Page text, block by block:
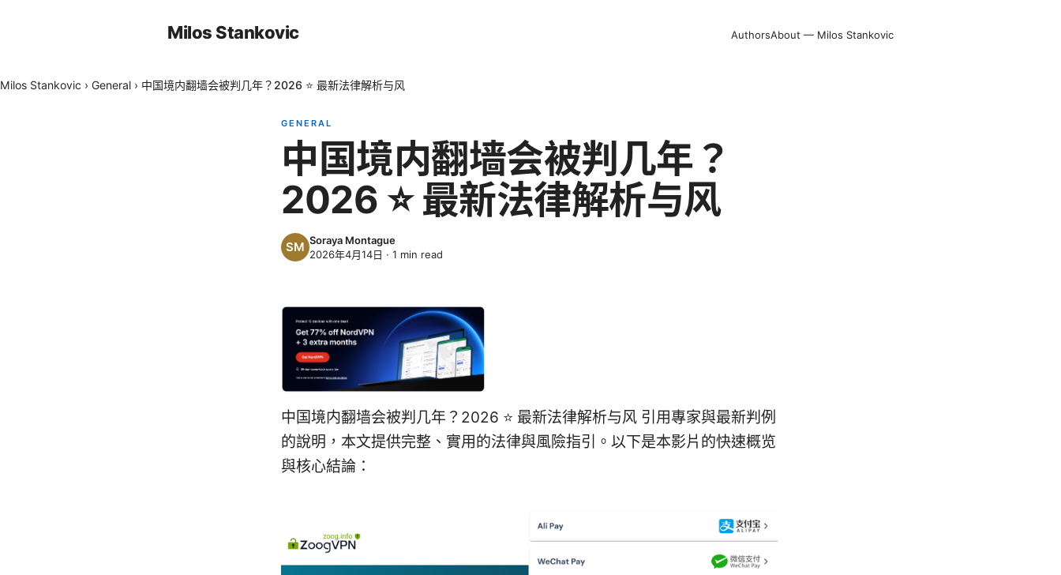
Milos Stankovic AuthorsAbout — Milos Stankovic
Milos Stankovic › General › 中国境内翻墙会被判几年？2026 ⭐ 最新法律解析与风
GENERAL
中国境内翻墙会被判几年？
2026 ⭐ 最新法律解析与风
Soraya Montague
2026年4月14日 · 1 min read
中国境内翻墙会被判几年？2026 ⭐ 最新法律解析与风 引用專家與最新判例
的說明，本文提供完整、實用的法律與風險指引。以下是本影片的快速概览
與核心結論：